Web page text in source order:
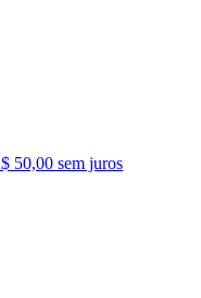
50,00 sem juros